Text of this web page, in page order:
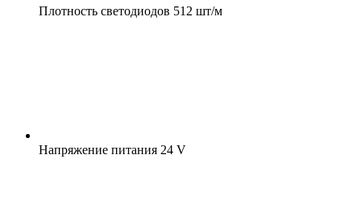
Плотность светодиодов 512 шт/м
Напряжение питания 24 V